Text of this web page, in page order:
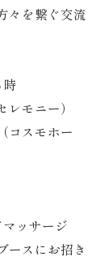
々を繋ぐ交流
時
モニー）
コスモホー
ッサージ
ースにお招き